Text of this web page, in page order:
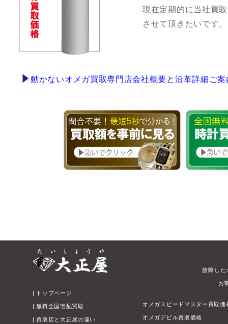
現在定期的に当社買
させて頂きたいです。
動かないオメガ買取専門店会社概要と沿革詳細ご
| トップページ
|無料全国宅配買取
| 買取店と大正屋の違い
故障した
お
オメガスピードマスター買取価
オメガデビル買取価格